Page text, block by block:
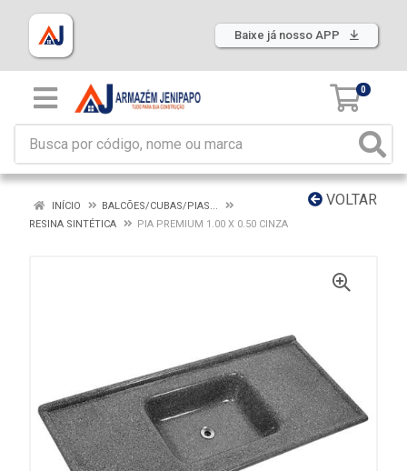
Baixe já nosso APP
0
VOLTAR
INÍCIO
BALCÕES/CUBAS/PIAS...
RESINA SINTÉTICA
PIA PREMIUM 1.00 X 0.50 CINZA